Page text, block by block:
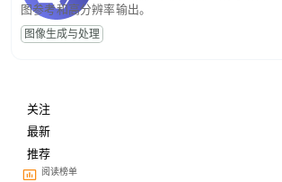
图参考和高分辨率输出。
图像生成与处理
关注
最新
推荐
阅读榜单